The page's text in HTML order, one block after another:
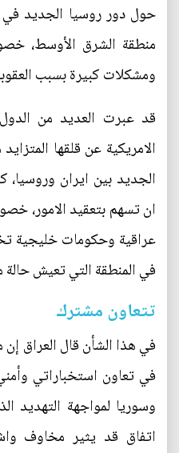
حول دور روسيا الجديد
منطقة الشرق الأوسط،
ومشكلات كبيرة بسبب
قد عبرت العديد من الدول
الامريكية عن قلقها
الجديد بين ايران
ان تسهم بتعقيد الامور،
عراقية وحكومات خليجية
في المنطقة التي تعيش حالة
تتعاون مشترك
في هذا الشأن قال العراق
في تعاون استخباراتي
وسوريا لمواجهة التهديد
اتفاق قد يثير مخاوف